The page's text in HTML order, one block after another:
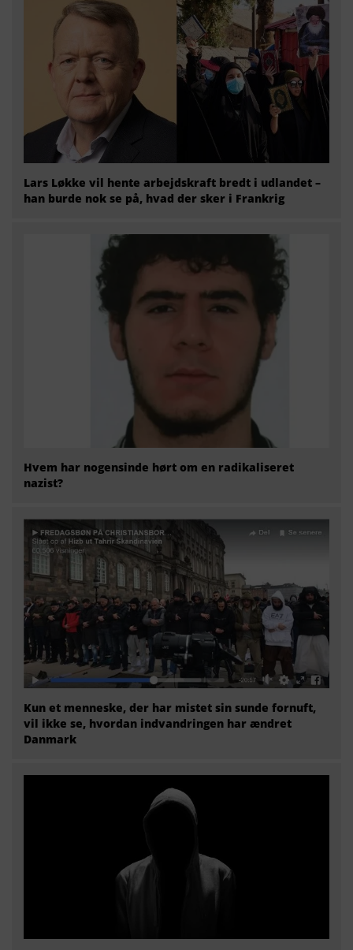
Lars Løkke vil hente arbejdskraft bredt i udlandet –
han burde nok se på, hvad der sker i Frankrig
Hvem har nogensinde hørt om en radikaliseret
nazist?
Kun et menneske, der har mistet sin sunde fornuft,
vil ikke se, hvordan indvandringen har ændret
Danmark